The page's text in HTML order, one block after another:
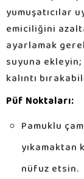
yumuşatıcılar
emiciliğini
ayarlamak
suyuna
kalıntı
Püf Noktaları:
Pamuklu
yıkamaktan
nüfuz etsin.